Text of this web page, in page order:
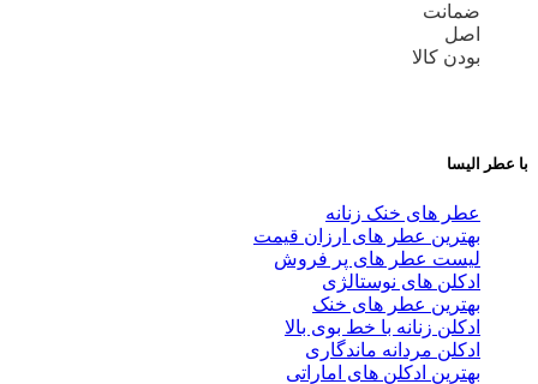
ضمانت
اصل
بودن کالا
با عطر الیسا
عطر های خنک زنانه
بهترین عطر های ارزان قیمت
لیست عطر های پر فروش
ادکلن های نوستالژی
بهترین عطر های خنک
ادکلن زنانه با خط بوی بالا
ادکلن مردانه ماندگاری
بهترین ادکلن های اماراتی